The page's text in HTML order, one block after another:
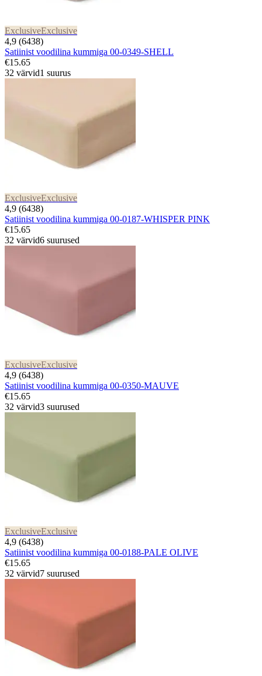
ExclusiveExclusive
4,9 (6438)
Satiinist voodilina kummiga 00-0349-SHELL
€15.65
32 värvid1 suurus
ExclusiveExclusive
4,9 (6438)
Satiinist voodilina kummiga 00-0187-WHISPER PINK
€15.65
32 värvid6 suurused
ExclusiveExclusive
4,9 (6438)
Satiinist voodilina kummiga 00-0350-MAUVE
€15.65
32 värvid3 suurused
ExclusiveExclusive
4,9 (6438)
Satiinist voodilina kummiga 00-0188-PALE OLIVE
€15.65
32 värvid7 suurused